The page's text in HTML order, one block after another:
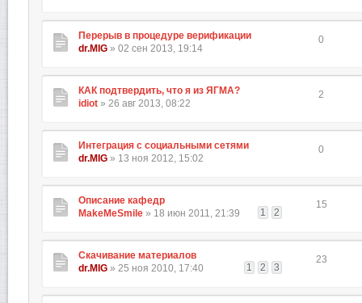
Перерыв в процедуре верификации
dr.MIG » 02 сен 2013, 19:14
0
КАК подтвердить, что я из ЯГМА?
idiot » 26 авг 2013, 08:22
2
Интеграция с социальными сетями
dr.MIG » 13 ноя 2012, 15:02
0
Описание кафедр
1
2
MakeMeSmile » 18 июн 2011, 21:39
15
Скачивание материалов
1
2 3
dr.MIG » 25 ноя 2010, 17:40
23